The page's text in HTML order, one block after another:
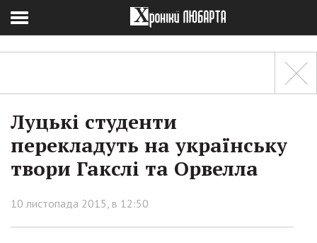
Луцькі студенти
перекладуть на українську
твори Гакслі та Орвелла
10 листопада 2015, в 12:50